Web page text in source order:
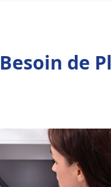
Besoin de